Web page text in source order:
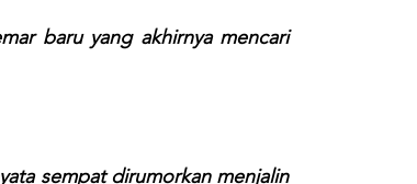
baru yang akhirnya mencari
sempat dirumorkan menjalin